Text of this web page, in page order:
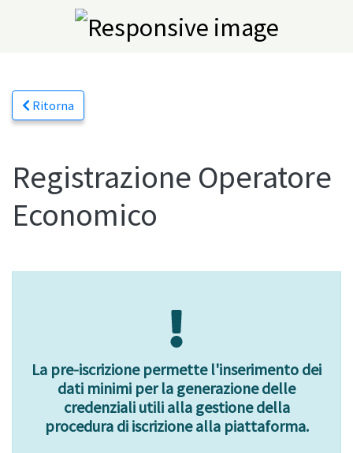
Ritorna
Registrazione Operatore
Economico
La pre-iscrizione permette l'inserimento dei
dati minimi per la generazione delle
credenziali utili alla gestione della
procedura di iscrizione alla piattaforma.